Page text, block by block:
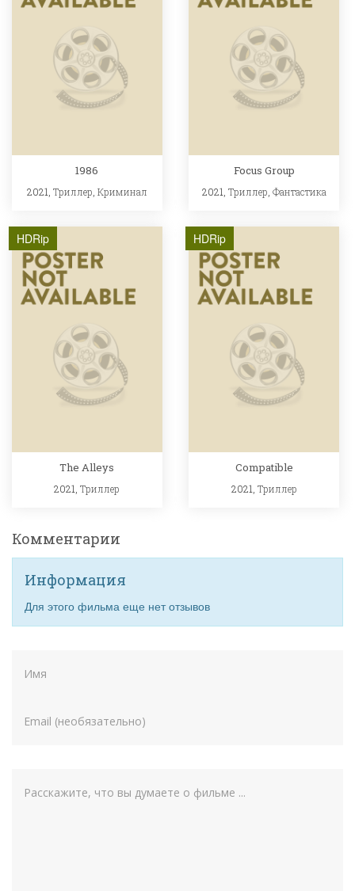
1986
2021, Триллер Криминал
Focus Group
2021, Триллер Фантастика
HDRip
The Alleys
2021,Триллер
HDRip
Compatible
2021, Триллер
Комментарии
Информация
Для этого фильма еще нет отзывов